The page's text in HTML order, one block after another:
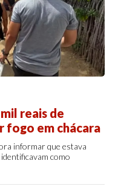
reais de
fogo em chácara
informar que estava
como